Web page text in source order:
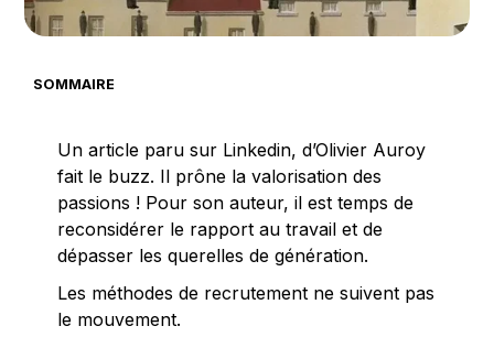
SOMMAIRE
Un article paru sur Linkedin, d’Olivier Auroy
fait le buzz. Il prône la valorisation des
passions ! Pour son auteur, il est temps de
reconsidérer le rapport au travail et de
dépasser les querelles de génération.
Les méthodes de recrutement ne suivent pas
le mouvement.